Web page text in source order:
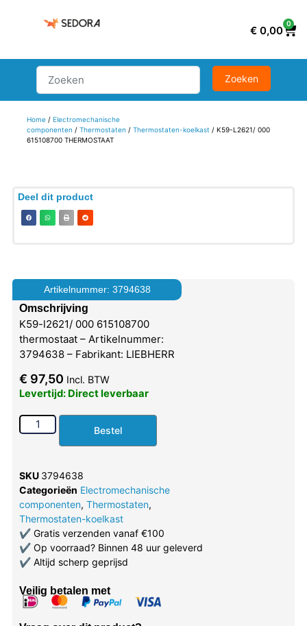
€ 0,00
0
Home/ Electromechanische
componenten / Thermostaten / Thermostaten-koelkast / K59-L2621/ 000
615108700 THERMOSTAAT
Deel dit product
Artikelnummer: 3794638
Omschrijving
K59-l2621/ 000 615108700
thermostaat – Artikelnummer:
3794638 – Fabrikant: LIEBHERR
€ 97,50 Incl. BTW
Levertijd: Direct leverbaar
Bestel
SKU 3794638
Categorieën Electromechanische
componenten, Thermostaten,
Thermostaten-koelkast
✔Gratis verzenden vanaf €100
✔Op voorraad? Binnen 48 uur geleverd
✔Altijd scherp geprijsd
Veilig betalen met